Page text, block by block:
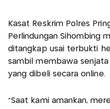
Kasat Reskrim Polres
Perlindungan Sihombing
ditangkap usai terbukti
sambil membawa
yang dibeli secara online.
“Saat kami amankan,